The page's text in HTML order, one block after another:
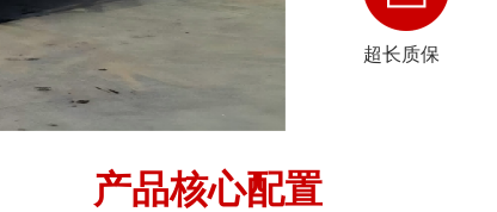
超长质保
产品核心配置